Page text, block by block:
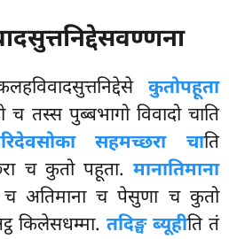
कुतोपहूता
च तस्स पुब्बभागो विवादो चाति
सहमच्छरा चाति
च कुतो पहूता. मानातिमाना
च अतिमाना च पेसुणा च कुतो
किलेसधम्मा. तदिङ्घ ब्यूहीति तं